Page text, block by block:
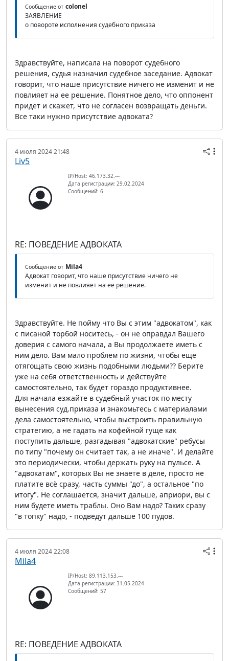
Сообщение от colonel
ЗАЯВЛЕНИЕ
о повороте исполнения судебного приказа
Здравствуйте, написала на поворот судебного
решения, судья назначил судебное заседание. Адвокат
говорит, что наше присутствие ничего не изменит и не
повлияет на ее решение. Понятное дело, что оппонент
придет и скажет, что не согласен возвращать деньги.
Все таки нужно присутствие адвоката?
4 июля 2024 21:48
Liv5
IP/Host: 46.173.32.---
Дата регистрации: 29.02.2024
Сообщений: 6
RE: ПОВЕДЕНИЕ АДВОКАТА
Сообщение от Mila4
Адвокат говорит, что наше присутствие ничего не
изменит и не повлияет на ее решение.
Здравствуйте. Не пойму что Вы с этим "адвокатом", как
с писаной торбой носитесь, - он не оправдал Вашего
доверия с самого начала, а Вы продолжаете иметь с
ним дело. Вам мало проблем по жизни, чтобы еще
отягощать свою жизнь подобными людьми?? Берите
уже на себя ответственность и действуйте
самостоятельно, так будет гораздо продуктивнее.
Для начала езжайте в судебный участок по месту
вынесения суд.приказа и знакомьтесь с материалами
дела самостоятельно, чтобы выстроить правильную
стратегию, а не гадать на кофейной гуще как
поступить дальше, разгадывая "адвокатские" ребусы
по типу "почему он считает так, а не иначе". И делайте
это периодически, чтобы держать руку на пульсе. А
"адвокатам", которых Вы не знаете в деле, просто не
платите всё сразу, часть суммы "до", а остальное "по
итогу". Не соглашается, значит дальше, априори, вы с
ним будете иметь траблы. Оно Вам надо? Таких сразу
"в топку" надо, - подведут дальше 100 пудов.
4 июля 2024 22:08
Mila4
IP/Host: 89.113.153.---
Дата регистрации: 31.05.2024
Сообщений: 57
RE: ПОВЕДЕНИЕ АДВОКАТА